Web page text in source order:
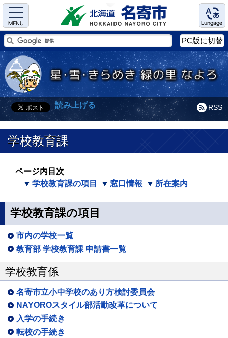
Menu Language
PC版に切替
RSS
読み上げる
学校教育課
ページ内目次
学校教育課の項目
窓口情報 所在案内
学校教育課の項目
市内の学校一覧
教育部 学校教育課 申請書一覧
学校教育係
名寄市立小中学校のあり方検討委員会
NAYOROスタイル部活動改革について
入学の手続き
転校の手続き